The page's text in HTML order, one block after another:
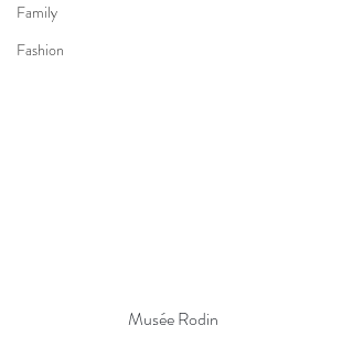
Family
Fashion
Musée Rodin